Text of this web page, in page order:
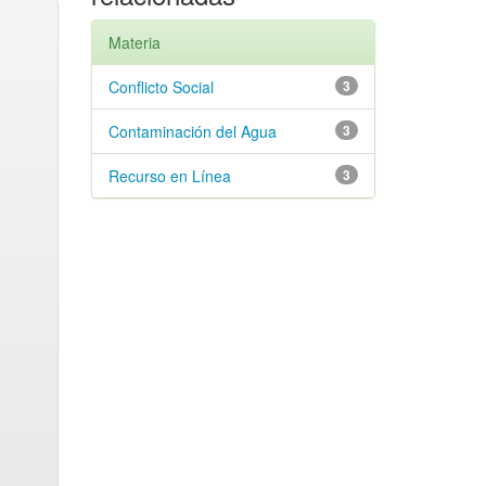
Materia
3
Conflicto Social
3
Contaminación del Agua
3
Recurso en Línea